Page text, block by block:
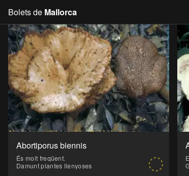
Skip to main content
Bolets de Mallorca
Abortiporus biennis
És molt freqüent.
Damunt plantes llenyoses